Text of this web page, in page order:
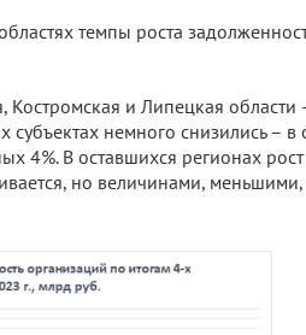
темпы роста
Костромская и Липецкая области
субъектах немного снизились –
4%. В оставшихся регионах рост
но величинами,